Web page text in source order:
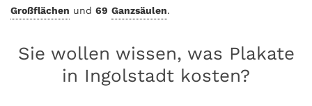
Großflächen und 69 Ganzsäulen.
Sie wollen wissen, was Plakate
in Ingolstadt kosten?